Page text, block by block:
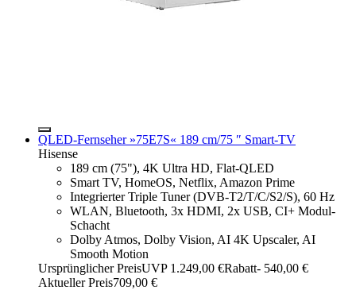
QLED-Fernseher »75E7S« 189 cm/75 ″ Smart-TV
Hisense
189 cm (75"), 4K Ultra HD, Flat-QLED
Smart TV, HomeOS, Netflix, Amazon Prime
Integrierter Triple Tuner (DVB-T2/T/C/S2/S), 60 Hz
WLAN, Bluetooth, 3x HDMI, 2x USB, CI+ Modul-
Schacht
Dolby Atmos, Dolby Vision, AI 4K Upscaler, AI
Smooth Motion
Ursprünglicher PreisUVP 1.249,00 €Rabatt- 540,00 €
Aktueller Preis709,00 €